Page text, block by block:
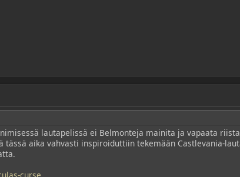
lautapelissä ei Belmonteja mainita ja vapaata
aika vahvasti inspiroiduttiin tekemään Castlevania-